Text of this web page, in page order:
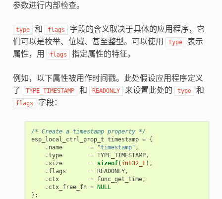
参数进行内部检查。
type 和 flags
字段的含义取决于具体的应用程序，它
们可以是枚举、位域、甚至整型。可以使用
type
表示
属性，用
flags 指定属性的特征。
例如，以下属性被用作时间戳。此处假设应用程序定义
了
TYPE_TIMESTAMP 和 READONLY 来设置此处的 type 和
flags 字段：
/* Create a timestamp property */
esp_local_ctrl_prop_t timestamp = {
. name = "timestamp" ,
.type = TYPE_TIMESTAMP,
. size = sizeof( int32_t ),
. flags = READONLY,
. ctx = func_get_time,
. ctx_free_fn = NULL
};